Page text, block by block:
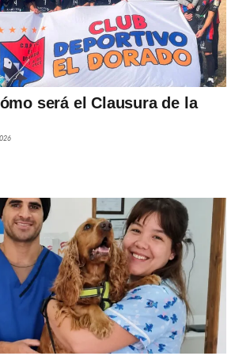
será el Clausura de la